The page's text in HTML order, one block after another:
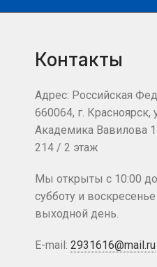
Контакты
Адрес: Российская
660064, г. Красноярск,
Академика Вавилова
214 / 2 этаж
Мы открыты с 10:00
субботу и воскресенье
выходной день.
E-mail: 2931616@mail.ru